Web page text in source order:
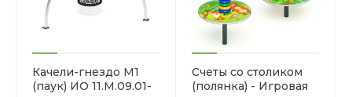
Качели-гнездо М1
(паук) ИО 11.М.09.01-
Счеты со столиком
(полянка) - Игровая